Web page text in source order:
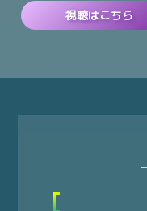
視聴はこちら